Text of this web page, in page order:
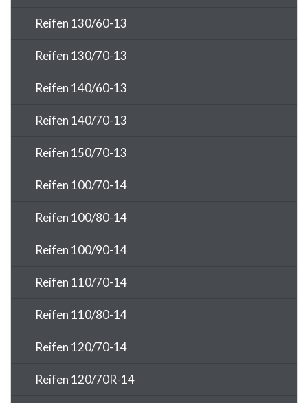
Reifen 130/60-13
Reifen 130/70-13
Reifen 140/60-13
Reifen 140/70-13
Reifen 150/70-13
Reifen 100/70-14
Reifen 100/80-14
Reifen 100/90-14
Reifen 110/70-14
Reifen 110/80-14
Reifen 120/70-14
Reifen 120/70R-14